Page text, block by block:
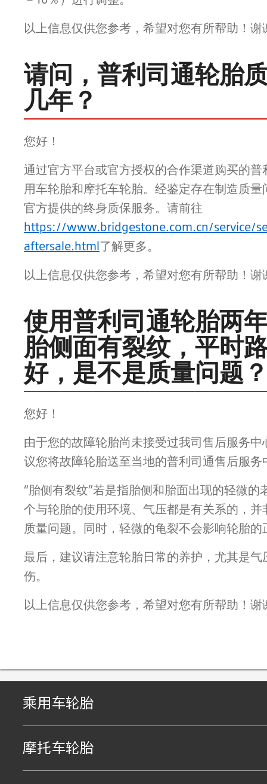
以上信息仅供您参考，希望对您有所帮助！谢
请问，普利司通轮胎
几年？
您好！
通过官方平台或官方授权的合作渠道购买的普
用车轮胎和摩托车轮胎。经鉴定存在制造质
官方提供的终身质保服务。请前往
https://www.bridgestone.com.cn/service/
aftersale.html了解更多。
以上信息仅供您参考，希望对您有所帮助！谢
使用普利司通轮胎两
胎侧面有裂纹，平时
好，是不是质量问题
您好！
由于您的故障轮胎尚未接受过我司售后服务
议您将故障轮胎送至当地的普利司通售后服务
“胎侧有裂纹”若是指胎侧和胎面出现的轻微的
个与轮胎的使用环境、气压都是有关系的，并
质量问题。同时，轻微的龟裂不会影响轮胎的
最后，建议请注意轮胎日常的养护，尤其是气
伤。
以上信息仅供您参考，希望对您有所帮助！谢
乘用车轮胎
摩托车轮胎